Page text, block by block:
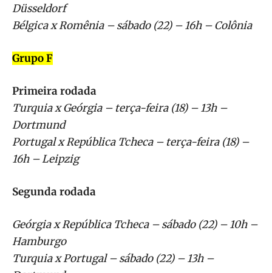
Düsseldorf
Bélgica x Romênia – sábado (22) – 16h – Colônia
Grupo F
Primeira rodada
Turquia x Geórgia – terça-feira (18) – 13h –
Dortmund
Portugal x República Tcheca – terça-feira (18) –
16h – Leipzig
Segunda rodada
Geórgia x República Tcheca – sábado (22) – 10h –
Hamburgo
Turquia x Portugal – sábado (22) – 13h –